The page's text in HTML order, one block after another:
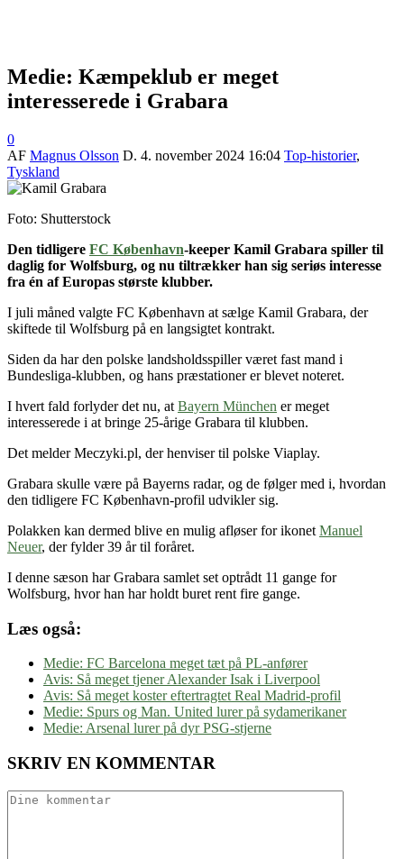
Medie: Kæmpeklub er meget
interesserede i Grabara
0
AF Magnus Olsson D. 4. november 2024 16:04 Top-historier,
Tyskland
Foto: Shutterstock
Den tidligere FC København-keeper Kamil Grabara spiller til
daglig for Wolfsburg, og nu tiltrækker han sig seriøs interesse
fra én af Europas største klubber.
I juli måned valgte FC København at sælge Kamil Grabara, der
skiftede til Wolfsburg på en langsigtet kontrakt.
Siden da har den polske landsholdsspiller været fast mand i
Bundesliga-klubben, og hans præstationer er blevet noteret.
I hvert fald forlyder det nu, at Bayern München er meget
interesserede i at bringe 25-årige Grabara til klubben.
Det melder Meczyki.pl, der henviser til polske Viaplay.
Grabara skulle være på Bayerns radar, og de følger med i, hvordan
den tidligere FC København-profil udvikler sig.
Polakken kan dermed blive en mulig afløser for ikonet Manuel
Neuer, der fylder 39 år til foråret.
I denne sæson har Grabara samlet set optrådt 11 gange for
Wolfsburg, hvor han har holdt buret rent fire gange.
Læs også:
Medie: FC Barcelona meget tæt på PL-anfører
Avis: Så meget tjener Alexander Isak i Liverpool
Avis: Så meget koster eftertragtet Real Madrid-profil
Medie: Spurs og Man. United lurer på sydamerikaner
Medie: Arsenal lurer på dyr PSG-stjerne
SKRIV EN KOMMENTAR